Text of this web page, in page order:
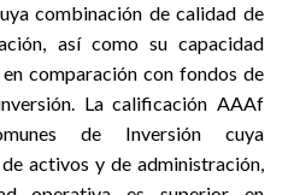
combinación de calidad de
así como su capacidad
comparación con fondos de
La calificación AAAf
de Inversión cuya
activos y de administración,